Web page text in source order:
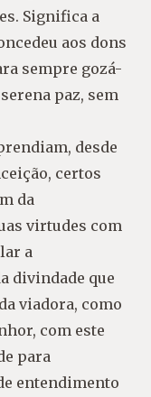
Significa a
aos dons
sempre gozá-
paz, sem
desde
certos
da
virtudes com
a
divindade que
viadora, como
com este
para
entendimento